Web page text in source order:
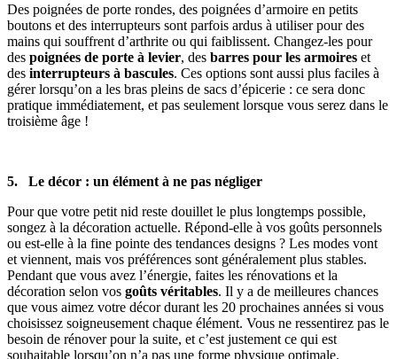
Des poignées de porte rondes, des poignées d’armoire en petits
boutons et des interrupteurs sont parfois ardus à utiliser pour des
mains qui souffrent d’arthrite ou qui faiblissent. Changez-les pour
des poignées de porte à levier, des barres pour les armoires et
des interrupteurs à bascules. Ces options sont aussi plus faciles à
gérer lorsqu’on a les bras pleins de sacs d’épicerie : ce sera donc
pratique immédiatement, et pas seulement lorsque vous serez dans le
troisième âge !
5. Le décor : un élément à ne pas négliger
Pour que votre petit nid reste douillet le plus longtemps possible,
songez à la décoration actuelle. Répond-elle à vos goûts personnels
ou est-elle à la fine pointe des tendances designs ? Les modes vont
et viennent, mais vos préférences sont généralement plus stables.
Pendant que vous avez l’énergie, faites les rénovations et la
décoration selon vos goûts véritables. Il y a de meilleures chances
que vous aimez votre décor durant les 20 prochaines années si vous
choisissez soigneusement chaque élément. Vous ne ressentirez pas le
besoin de rénover pour la suite, et c’est justement ce qui est
souhaitable lorsqu’on n’a pas une forme physique optimale.